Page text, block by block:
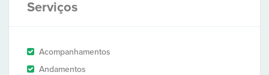
Serviços
Acompanhamentos
Andamentos